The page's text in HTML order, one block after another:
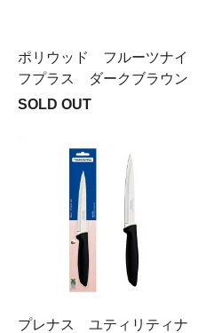
ポリウッド フルーツナイ
フプラス ダークブラウン
SOLD OUT
プレナス ユティリティナ